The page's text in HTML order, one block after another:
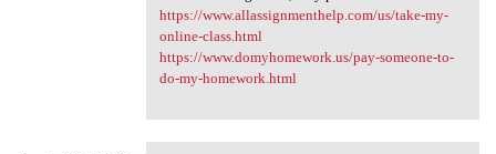
https://www.allassignmenthelp.com/us/take-my-
online-class.html
https://www.domyhomework.us/pay-someone-to-
do-my-homework.html